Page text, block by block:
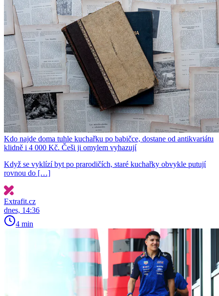
Kdo najde doma tuhle kuchařku po babičce, dostane od antikvariátu
klidně i 4 000 Kč. Češi ji omylem vyhazují
Když se vyklízí byt po prarodičích, staré kuchařky obvykle putují
rovnou do […]
Extrafit.cz
dnes, 14:36
4 min